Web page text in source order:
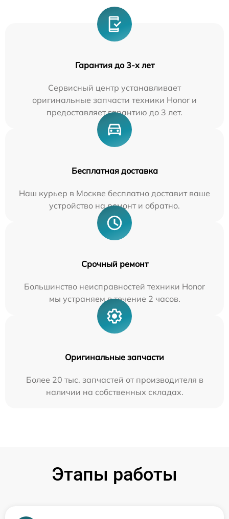
Гарантия до 3-х лет
Сервисный центр устанавливает
оригинальные запчасти техники Honor и
предоставляет гарантию до 3 лет.
Бесплатная доставка
Наш курьер в Москве бесплатно доставит ваше
устройство на ремонт и обратно.
Срочный ремонт
Большинство неисправностей техники Honor
мы устраняем в течение 2 часов.
Оригинальные запчасти
Более 20 тыс. запчастей от производителя в
наличии на собственных складах.
Этапы работы